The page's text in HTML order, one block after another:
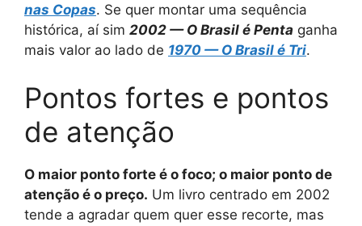
nas Copas. Se quer montar uma sequência
histórica, aí sim 2002 — O Brasil é Penta ganha
mais valor ao lado de 1970 — O Brasil é Tri.
Pontos fortes e pontos
de atenção
O maior ponto forte é o foco; o maior ponto de
atenção é o preço. Um livro centrado em 2002
tende a agradar quem quer esse recorte, mas